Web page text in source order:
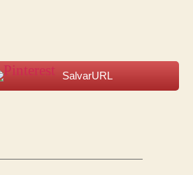
SalvarURL